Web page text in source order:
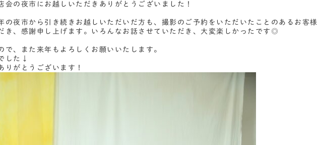
会の夜市にお越しいただきありがとうございました！
の夜市から引き続きお越しいただいだ方も、撮影のご予約をいただいたことのあるお客様
き、感謝申し上げます。いろんなお話させていただき、大変楽しかったです◎
で、また来年もよろしくお願いいたします。
した↓
りがとうございます！